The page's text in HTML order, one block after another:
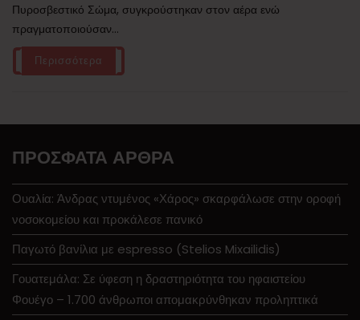
Πυροσβεστικό Σώμα, συγκρούστηκαν στον αέρα ενώ
πραγματοποιούσαν...
Περισσότερα
ΠΡΌΣΦΑΤΑ ΆΡΘΡΑ
Ουαλία: Άνδρας ντυμένος «Χάρος» σκαρφάλωσε στην οροφή
νοσοκομείου και προκάλεσε πανικό
Παγωτό βανίλια με espresso (Stelios Mixailidis)
Γουατεμάλα: Σε ύφεση η δραστηριότητα του ηφαιστείου
Φουέγο – 1.700 άνθρωποι απομακρύνθηκαν προληπτικά